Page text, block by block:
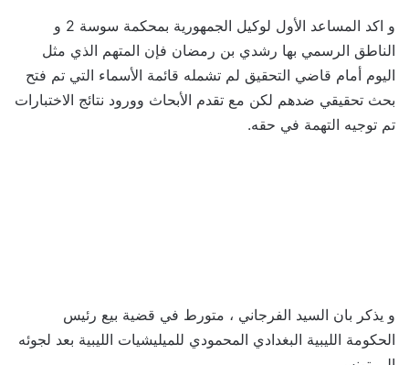
و اكد المساعد الأول لوكيل الجمهورية بمحكمة سوسة 2 و
الناطق الرسمي بها رشدي بن رمضان فإن المتهم الذي مثل
اليوم أمام قاضي التحقيق لم تشمله قائمة الأسماء التي تم فتح
بحث تحقيقي ضدهم لكن مع تقدم الأبحاث وورود نتائج الاختبارات
تم توجيه التهمة في حقه.
و يذكر بان السيد الفرجاني ، متورط في قضية بيع رئيس
الحكومة الليبية البغدادي المحمودي للميليشيات الليبية بعد لجوئه